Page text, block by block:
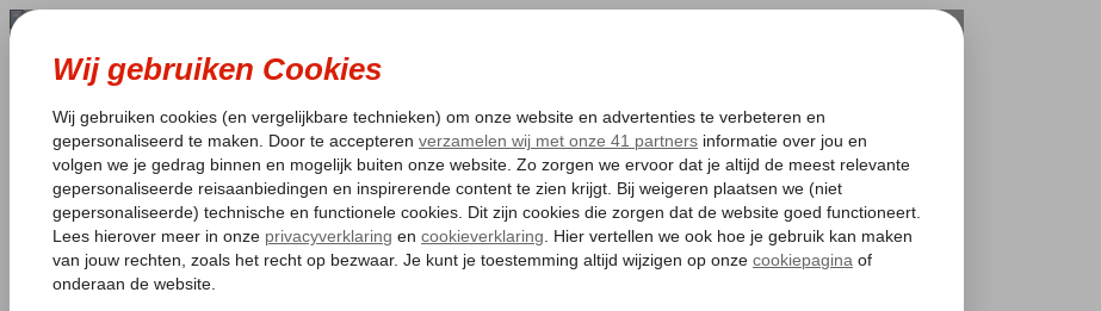
Klantenservice
Veelgestelde vragen
Stoel / bagage reserveren
Online inchecken
Contact
Mijn Corendon
Inloggen